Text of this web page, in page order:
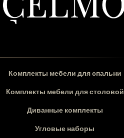
Комплекты мебели для спальни
Комплекты мебели для столовой
Диванные комплекты
Угловые наборы